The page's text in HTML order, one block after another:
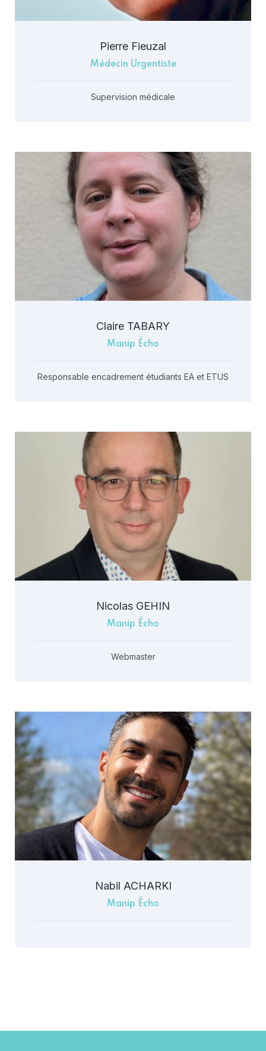
Pierre Fieuzal
Médecin Urgentiste
Supervision médicale
Claire TABARY
Manip Écho
Responsable encadrement étudiants EA et ETUS
Nicolas GEHIN
Manip Écho
Webmaster
Nabil ACHARKI
Manip Écho